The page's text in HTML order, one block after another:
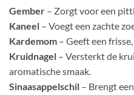
Gember – Zorgt voor een
Kaneel – Voegt een zachte
Kardemom – Geeft een
Kruidnagel – Versterkt de
aromatische smaak.
Sinaasappelschil – Brengt